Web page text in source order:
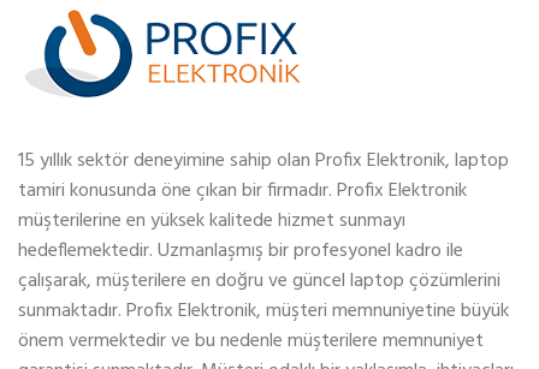
15 yıllık sektör deneyimine sahip olan Profix Elektronik, laptop
tamiri konusunda öne çıkan bir firmadır. Profix Elektronik
müşterilerine en yüksek kalitede hizmet sunmayı
hedeflemektedir. Uzmanlaşmış bir profesyonel kadro ile
çalışarak, müşterilere en doğru ve güncel laptop çözümlerini
sunmaktadır. Profix Elektronik, müşteri memnuniyetine büyük
önem vermektedir ve bu nedenle müşterilere memnuniyet